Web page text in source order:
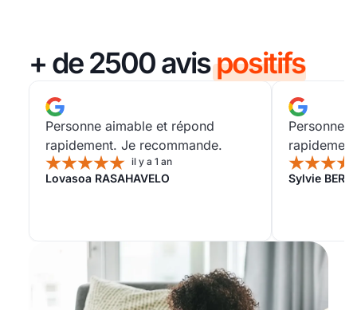
+ de 2500 avispositifs
Personne aimable et répond
rapidement. Je recommande.
il y a 1 an
Lovasoa RASAHAVELO
Personne
Sylvie